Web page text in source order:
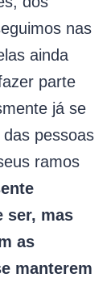
nas
ainda
parte
já se
pessoas
ramos
ser, mas
as
manterem